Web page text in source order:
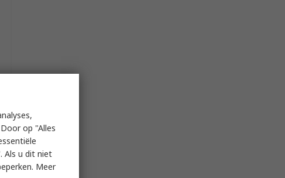
op "Alles
Als u dit niet
Meer